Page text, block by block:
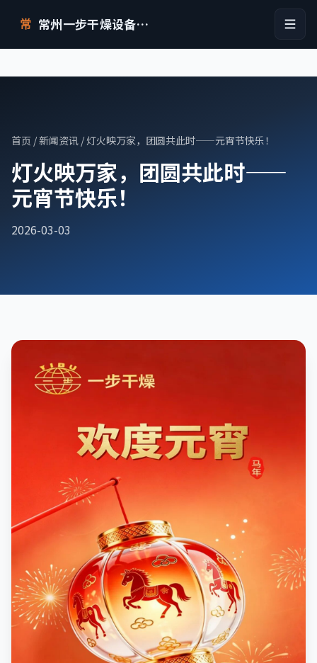
常 常州一步干燥设备有限公司
首页 /新闻资讯 / 灯火映万家，团圆共此时——元宵节快乐！
灯火映万家，团圆共此时——
元宵节快乐！
2026-03-03